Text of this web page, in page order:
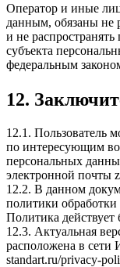
Оператор и иные
данным, обязаны не
и не
субъекта
федеральным
12.
12.1. Пользователь
по интересующим
персональных
электронной почты
12.2. В данном
политики
Политика действует
12.3. Актуальная
расположена в сети
standart.ru/privacy-